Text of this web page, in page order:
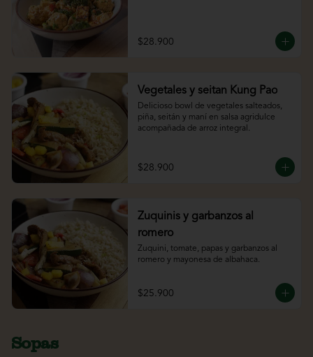
$28.900
Vegetales y seitan Kung Pao
Delicioso bowl de vegetales salteados,
piña, seitán y maní en salsa agridulce
acompañada de arroz integral.
$28.900
Zuquinis y garbanzos al
romero
Zuquini, tomate, papas y garbanzos al
romero y mayonesa de albahaca.
$25.900
Sopas